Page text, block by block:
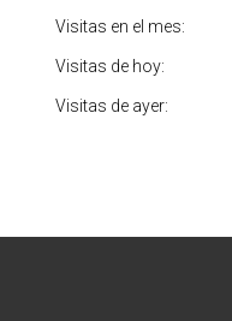
Visitas en el mes:
Visitas de hoy:
Visitas de ayer: